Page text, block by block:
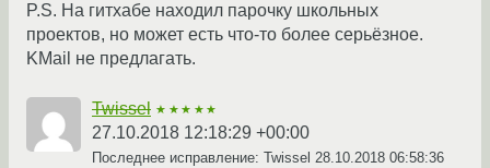
P.S. На гитхабе находил парочку школьных
проектов, но может есть что-то более серьёзное.
KMail не предлагать.
Twissel ★★★★★
27.10.2018 12:18:29 +00:00
Последнее исправление: Twissel 28.10.2018 06:58:36